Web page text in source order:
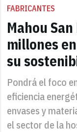
FABRICANTES
Mahou
millones
su
Pondrá el foco
eficiencia
envases y
el sector de la